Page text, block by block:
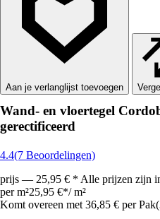
Wand- en vloertegel
gerectificeerd
4.4(7 Beoordelingen)
prijs — 25,95 € * Alle prijzen zijn
per m²25,95 €*/ m²
Komt overeen met 36,85 € per Pak(